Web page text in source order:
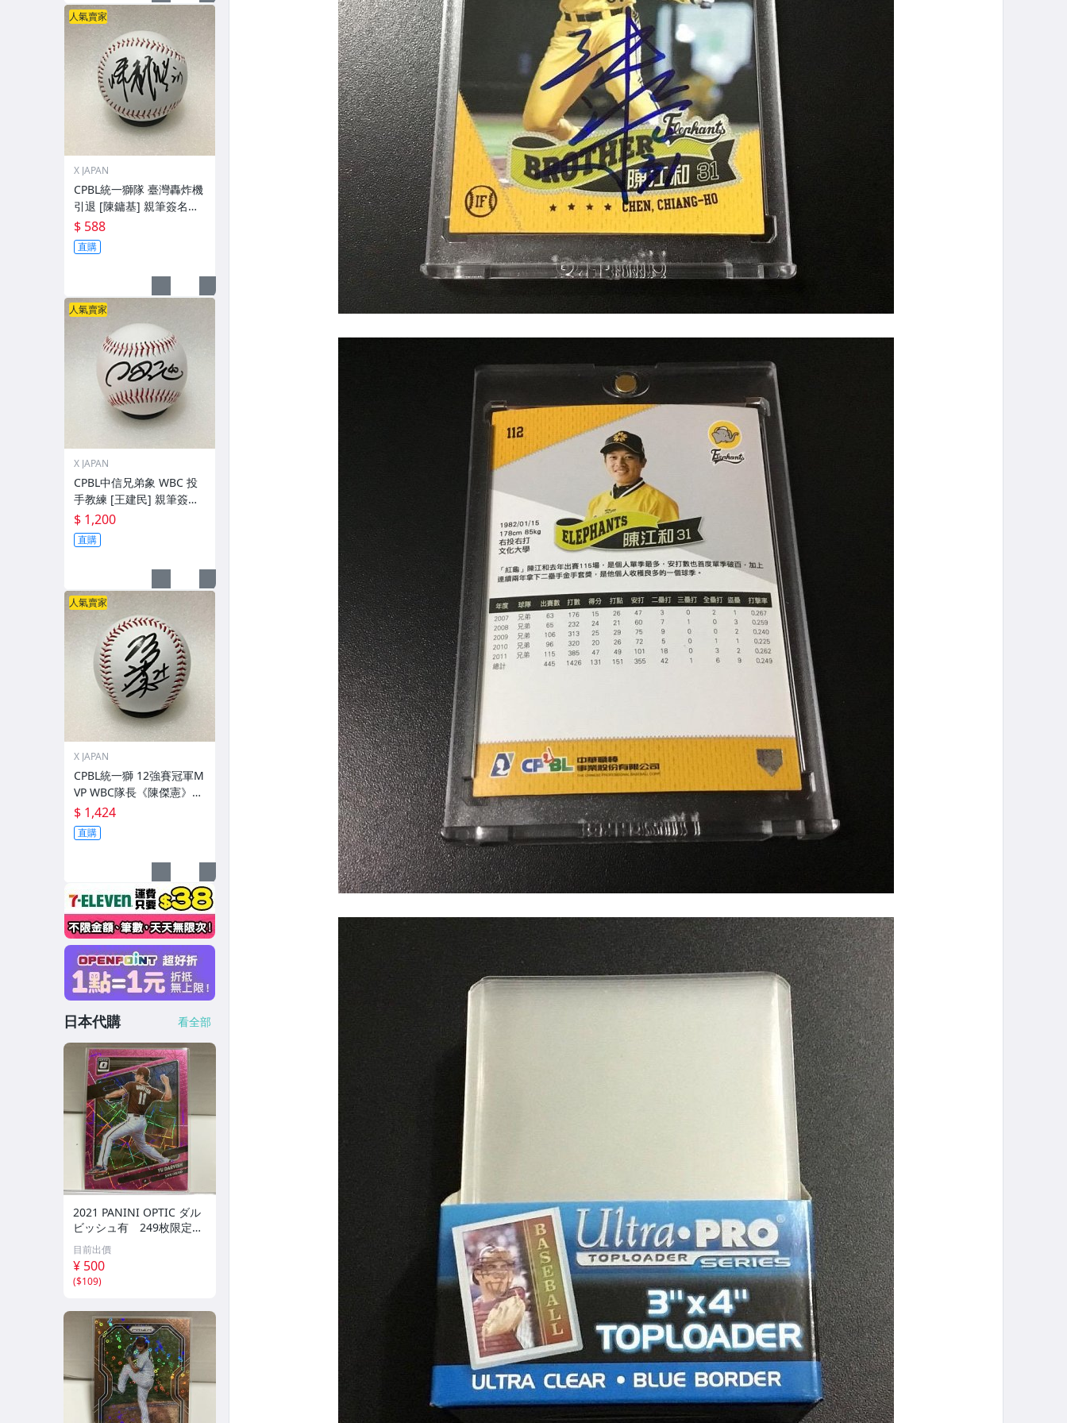
人氣賣家
X JAPAN
CPBL統一獅隊 臺灣轟炸機
引退 [陳鏞基] 親筆簽名
球。一般空白簽名棒球上.0
$ 588
直購
人氣賣家
X JAPAN
CPBL中信兄弟象 WBC 投
手教練 [王建民] 親筆簽名
球 。一般空白簽名棒球上.
1
$ 1,200
直購
人氣賣家
X JAPAN
CPBL統一獅 12強賽冠軍M
VP WBC隊長《陳傑憲》親
筆簽名球。一般空白簽名
棒球上.1
$ 1,424
直購
日本代購 看全部
2021 PANINI OPTIC ダル
ビッシュ有 249枚限定
シリアルカード パドレス
目前出價
¥ 500
($109)